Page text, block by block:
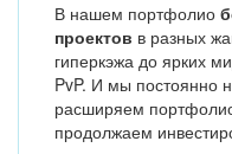
В нашем портфолио
проектов в разных
гиперкэжа до ярких
PvP. И мы постоянно
расширяем
продолжаем